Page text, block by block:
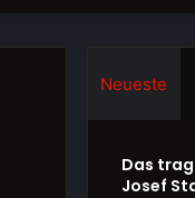
Neueste
Das
Josef